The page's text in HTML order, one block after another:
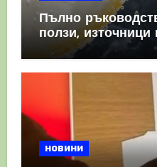
Пълно
ползи,
имунната система
новини